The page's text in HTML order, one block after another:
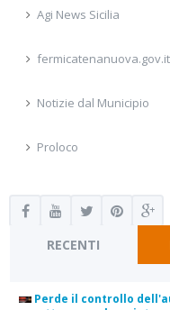
Agi News Sicilia
Notizie dal Municipio
Proloco
RECENTI
Perde il controllo